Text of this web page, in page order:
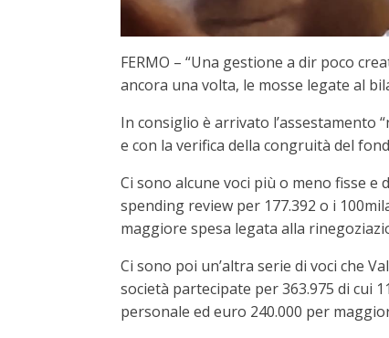
FERMO – “Una gestione a dir poco
ancora una volta, le mosse legate al
In consiglio è arrivato l’assestamento
e con la verifica della congruità del
Ci sono alcune voci più o meno fisse
spending review per 177.392 o i
maggiore spesa legata alla
Ci sono poi un’altra serie di voci che
società partecipate per 363.975 di cui
personale ed euro 240.000 per